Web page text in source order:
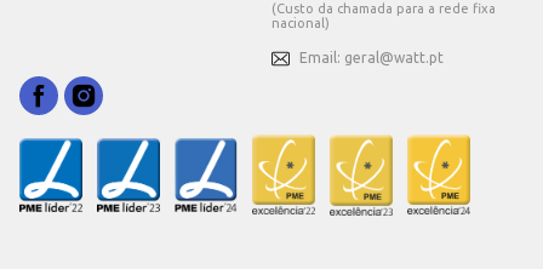
(Custo da chamada para a rede fixa
nacional)
Email: geral@watt.pt